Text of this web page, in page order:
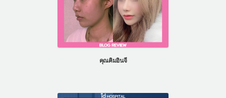
คุณคิมอินจี